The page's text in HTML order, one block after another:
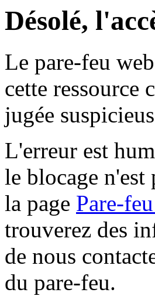
Désolé,
Le pare-feu
cette ressource
jugée
L'erreur est
le blocage
la page Pare-
trouverez des
de nous
du pare-feu.